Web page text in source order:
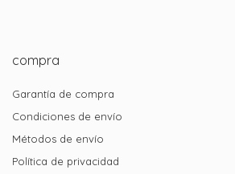
compra
Garantía de compra
Condiciones de envío
Métodos de envío
Política de privacidad